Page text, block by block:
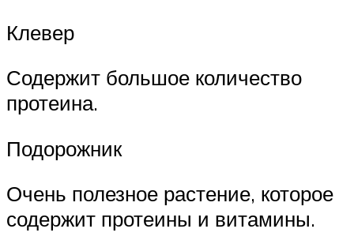
Клевер
Содержит большое количество
протеина.
Подорожник
Очень полезное растение, которое
содержит протеины и витамины.